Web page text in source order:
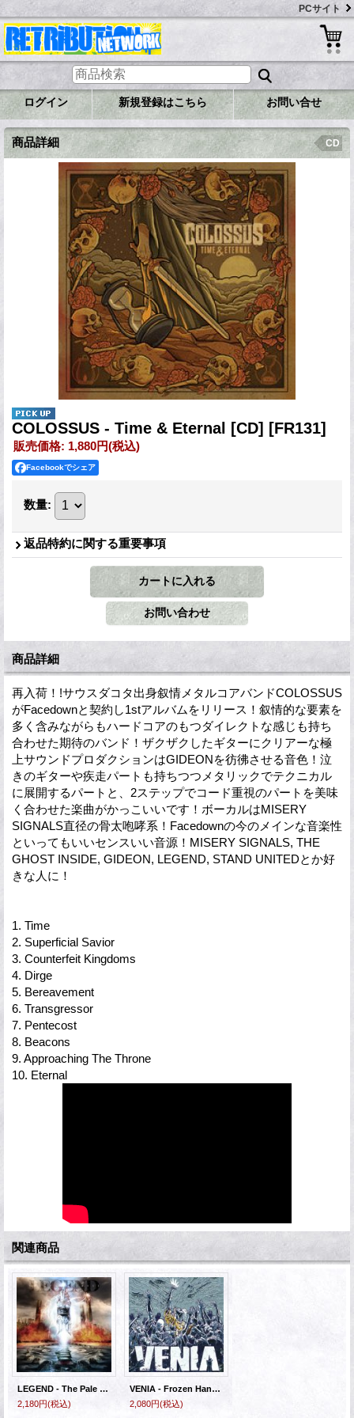
PCサイト
ログイン 新規登録はこちら お問い合せ
商品詳細 CD
COLOSSUS - Time & Eternal [CD] [FR131]
販売価格: 1,880円(税込)
Facebookでシェア
数量:
返品特約に関する重要事項
商品詳細
再入荷！!サウスダコタ出身叙情メタルコアバンドCOLOSSUS
がFacedownと契約し1stアルバムをリリース！叙情的な要素を
多く含みながらもハードコアのもつダイレクトな感じも持ち
合わせた期待のバンド！ザクザクしたギターにクリアーな極
上サウンドプロダクションはGIDEONを彷彿させる音色！泣
きのギターや疾走パートも持ちつつメタリックでテクニカル
に展開するパートと、2ステップでコード重視のパートを美味
く合わせた楽曲がかっこいいです！ボーカルはMISERY
SIGNALS直径の骨太咆哮系！Facedownの今のメインな音楽性
といってもいいセンスいい音源！MISERY SIGNALS, THE
GHOST INSIDE, GIDEON, LEGEND, STAND UNITEDとか好
きな人に！
1. Time
2. Superficial Savior
3. Counterfeit Kingdoms
4. Dirge
5. Bereavement
6. Transgressor
7. Pentecost
8. Beacons
9. Approaching The Throne
10. Eternal
関連商品
LEGEND - The Pale Horse [CD]
2,180円(税込)
VENIA - Frozen Hands [CD]
2,080円(税込)